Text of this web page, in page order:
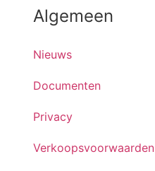
Algemeen
Nieuws
Documenten
Privacy
Verkoopsvoorwaarden